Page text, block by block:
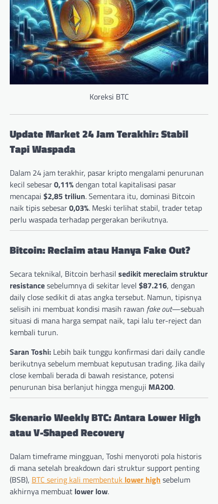
Koreksi BTC
Update Market 24 Jam Terakhir: Stabil
Tapi Waspada
Dalam 24 jam terakhir, pasar kripto mengalami penurunan
kecil sebesar0,11%dengan total kapitalisasi pasar
mencapai $2,85 triliun. Sementara itu, dominasi Bitcoin
naik tipis sebesar0,03%. Meski terlihat stabil, trader tetap
perlu waspada terhadap pergerakan berikutnya.
Bitcoin: Reclaim atau Hanya Fake Out?
Secara teknikal, Bitcoin berhasil sedikit mereclaim struktur
resistancesebelumnya di sekitar level $87.216, dengan
daily close sedikit di atas angka tersebut. Namun, tipisnya
selisih ini membuat kondisi masih rawan fake out—sebuah
situasi di mana harga sempat naik, tapi lalu ter-reject dan
kembali turun.
Saran Toshi: Lebih baik tunggu konfirmasi dari daily candle
berikutnya sebelum membuat keputusan trading. Jika daily
close kembali berada di bawah resistance, potensi
penurunan bisa berlanjut hingga menguji MA200.
Skenario Weekly BTC: Antara Lower High
atau V-Shaped Recovery
Dalam timeframe mingguan, Toshi menyoroti pola historis
di mana setelah breakdown dari struktur support penting
(BSB), BTC sering kali membentuk lower high sebelum
akhirnya membuat lower low.